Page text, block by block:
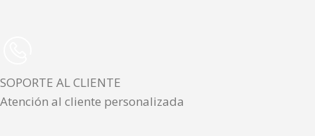
SOPORTE AL CLIENTE
Atención al cliente personalizada